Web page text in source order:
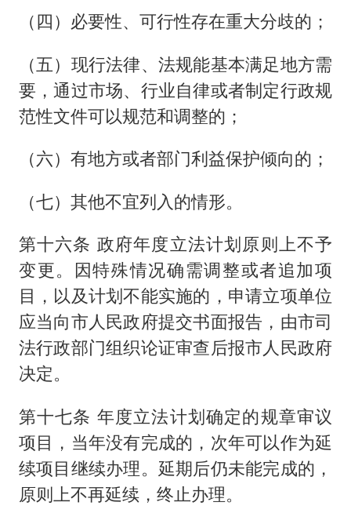
（四）必要性、可行性存在重大分歧的；
（五）现行法律、法规能基本满足地方需
要，通过市场、行业自律或者制定行政规
范性文件可以规范和调整的；
（六）有地方或者部门利益保护倾向的；
（七）其他不宜列入的情形。
第十六条 政府年度立法计划原则上不予
变更。因特殊情况确需调整或者追加项
目，以及计划不能实施的，申请立项单位
应当向市人民政府提交书面报告，由市司
法行政部门组织论证审查后报市人民政府
决定。
第十七条 年度立法计划确定的规章审议
项目，当年没有完成的，次年可以作为延
续项目继续办理。延期后仍未能完成的，
原则上不再延续，终止办理。